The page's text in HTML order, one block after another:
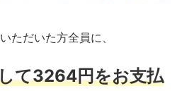
ただいた方全員に、
て3264円をお支払